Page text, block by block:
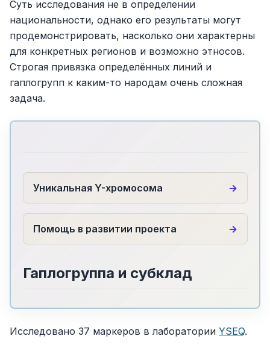
Суть исследования не в определении
национальности, однако его результаты могут
продемонстрировать, насколько они характерны
для конкретных регионов и возможно этносов.
Строгая привязка определённых линий и
гаплогрупп к каким-то народам очень сложная
задача.
Уникальная Y-хромосома
Помощь в развитии проекта
Гаплогруппа и субклад
Исследовано 37 маркеров в лаборатории YSEQ.